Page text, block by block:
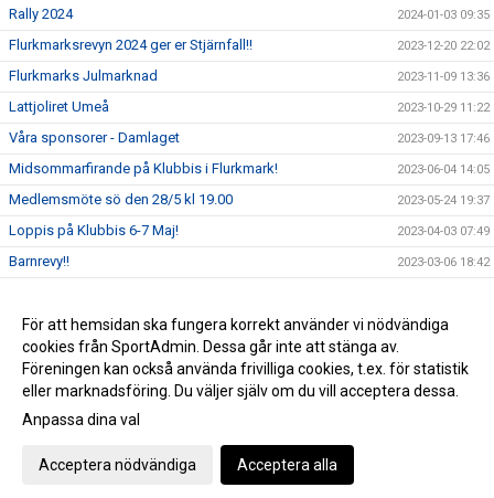
Rally 2024 2024-01-03 09:35
Flurkmarksrevyn 2024 ger er Stjärnfall!! 2023-12-20 22:02
Flurkmarks Julmarknad 2023-11-09 13:36
Lattjoliret Umeå 2023-10-29 11:22
Våra sponsorer - Damlaget 2023-09-13 17:46
Midsommarfirande på Klubbis i Flurkmark! 2023-06-04 14:05
Medlemsmöte sö den 28/5 kl 19.00 2023-05-24 19:37
Loppis på Klubbis 6-7 Maj! 2023-04-03 07:49
Barnrevy!! 2023-03-06 18:42
Fettisdag på Klubbis den 21 feb! 2023-02-10 15:35
Barnrevy 2023-02-10 15:26
Gå till Webbversion
För att hemsidan ska fungera korrekt använder vi nödvändiga
cookies från SportAdmin. Dessa går inte att stänga av.
Föreningen kan också använda frivilliga cookies, t.ex. för statistik
eller marknadsföring. Du väljer själv om du vill acceptera dessa.
Anpassa dina val
Acceptera nödvändiga Acceptera alla